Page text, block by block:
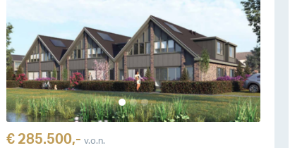
€ 285.500,- v.o.n.